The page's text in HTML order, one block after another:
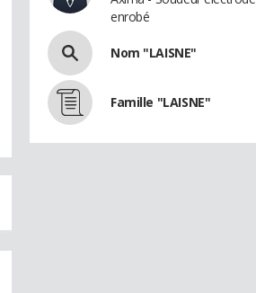
enrobé
Nom "LAISNE"
Famille "LAISNE"